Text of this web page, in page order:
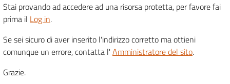
Biblioteche
Cosa
offriamo
Stai provando ad accedere ad una risorsa protetta, per favore fai
prima il Log in.
Se sei sicuro di aver inserito l'indirizzo corretto ma ottieni
comunque un errore, contatta l' Amministratore del sito.
Grazie.